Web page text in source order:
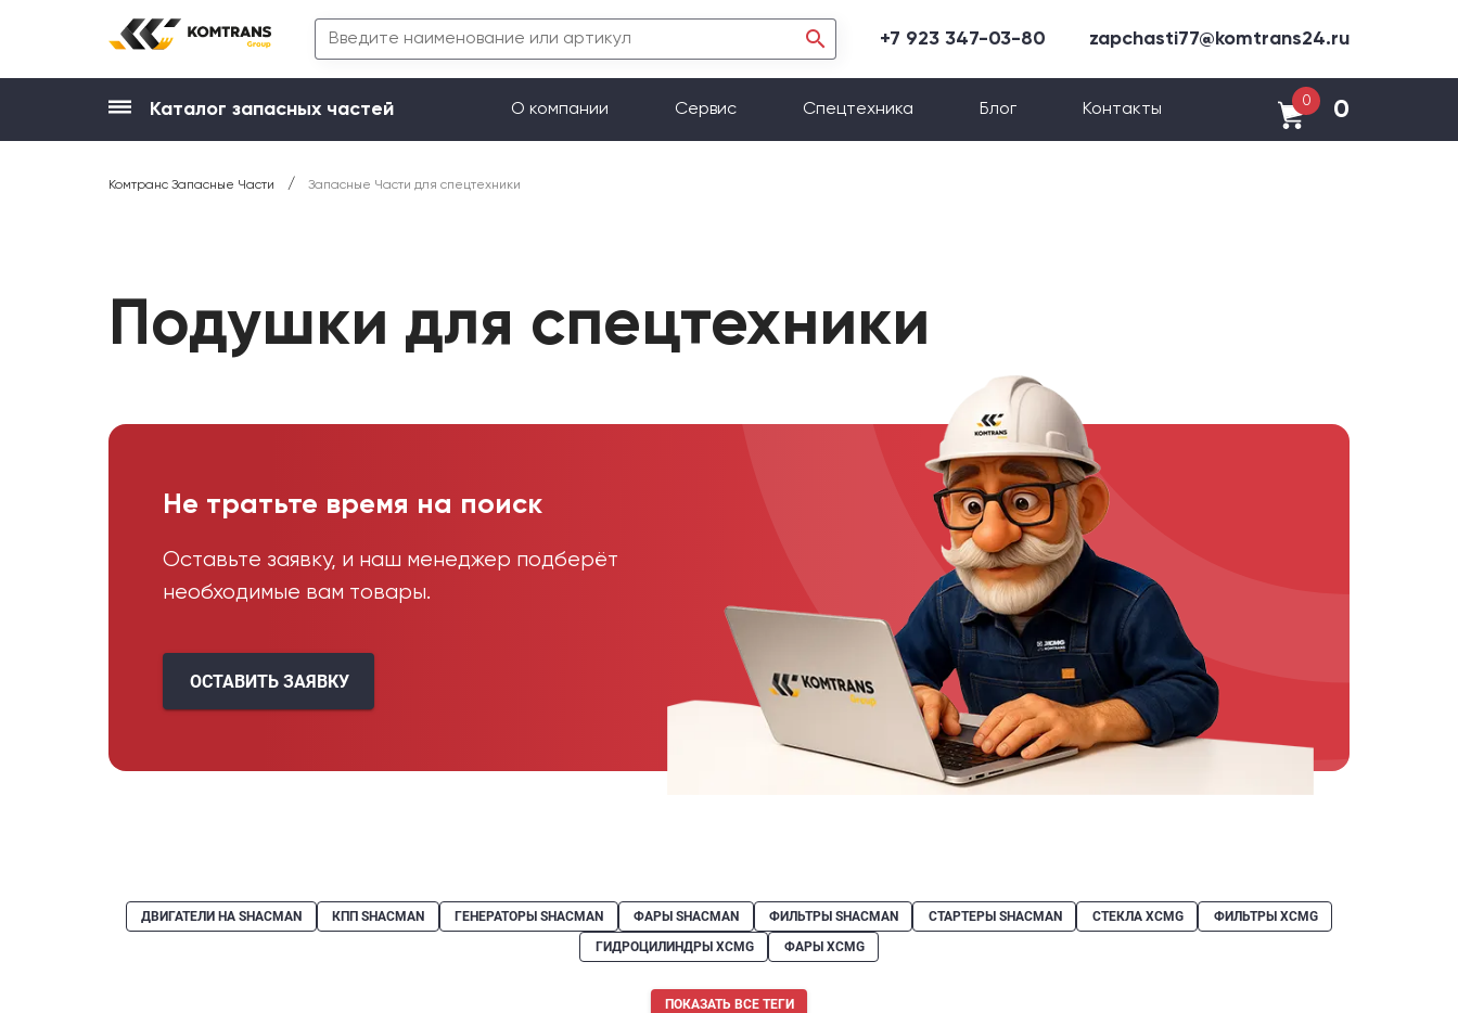
+7 923 347-03-80 zapchasti77@komtrans24.ru
Каталог запасных частей О компании Сервис Спецтехника Блог Контакты
0 0
Комтранс Запасные Части / Запасные Части для спецтехники
Подушки для спецтехники
Не тратьте время на поиск
Оставьте заявку, и наш менеджер подберёт
необходимые вам товары.
ОСТАВИТЬ ЗАЯВКУ
ДВИГАТЕЛИ НА SHACMAN КПП SHACMAN ГЕНЕРАТОРЫ SHACMAN ФАРЫ SHACMAN ФИЛЬТРЫ SHACMAN СТАРТЕРЫ SHACMAN СТЕКЛА XCMG
ФИЛЬТРЫ XCMG
ГИДРОЦИЛИНДРЫ XCMG
ФАРЫ XCMG
ПОКАЗАТЬ ВСЕ ТЕГИ